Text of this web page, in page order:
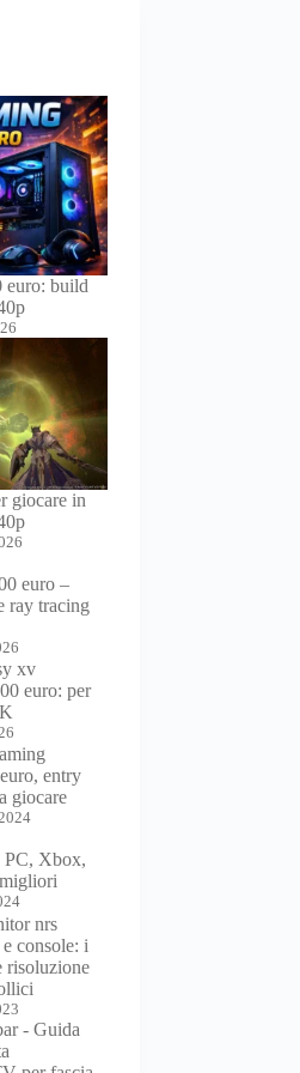
euro: build
giocare in
euro –
ray tracing
euro: per
entry
giocare
PC, Xbox,
console: i
risoluzione